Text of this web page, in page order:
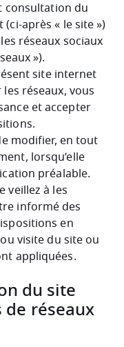
consultation du
après « le site »)
réseaux sociaux
»).
site internet
réseaux, vous
et accepter
modifier, en tout
lorsqu’elle
préalable.
veillez à les
informé des
en
visite du site ou
appliquées.
du site
de réseaux